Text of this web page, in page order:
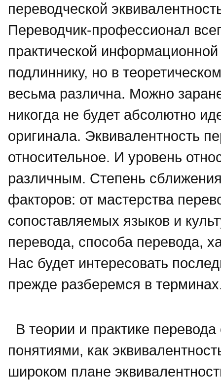
переводческой
Переводчик-профессионал
практической
подлиннику, но в
весьма различна. Можно
никогда не будет абсолютно
оригинала. Эквивалентность
относительное. И уровень
различным. Степень
факторов: от мастерства
сопоставляемых языков и
перевода, способа перевода,
Нас будет интересовать
прежде разберемся в
В теории и практике
понятиями, как
широком плане